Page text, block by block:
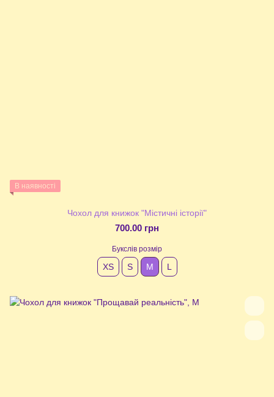
В наявності
Чохол для книжок "Містичні історії"
700.00 грн
Букслів розмір
XS S М L